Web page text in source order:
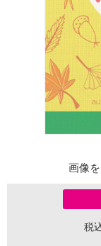
画像
税